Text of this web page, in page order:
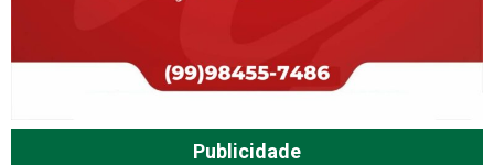
Publicidade